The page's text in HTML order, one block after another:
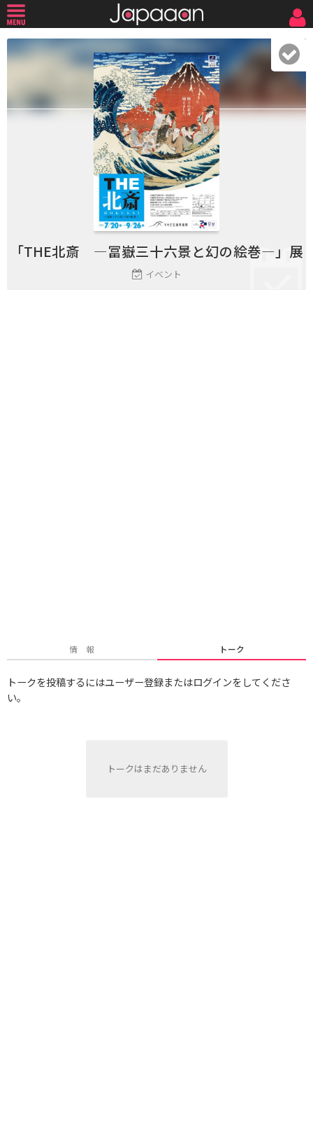
「THE北斎 ―冨嶽三十六景と幻の絵巻―」展
イベント
情 報 トーク
トークを投稿するにはユーザー登録またはログインをしてくださ
い。
トークはまだありません